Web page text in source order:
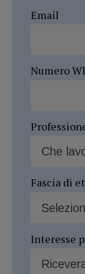
Email
Numero
Fascia di
Interesse